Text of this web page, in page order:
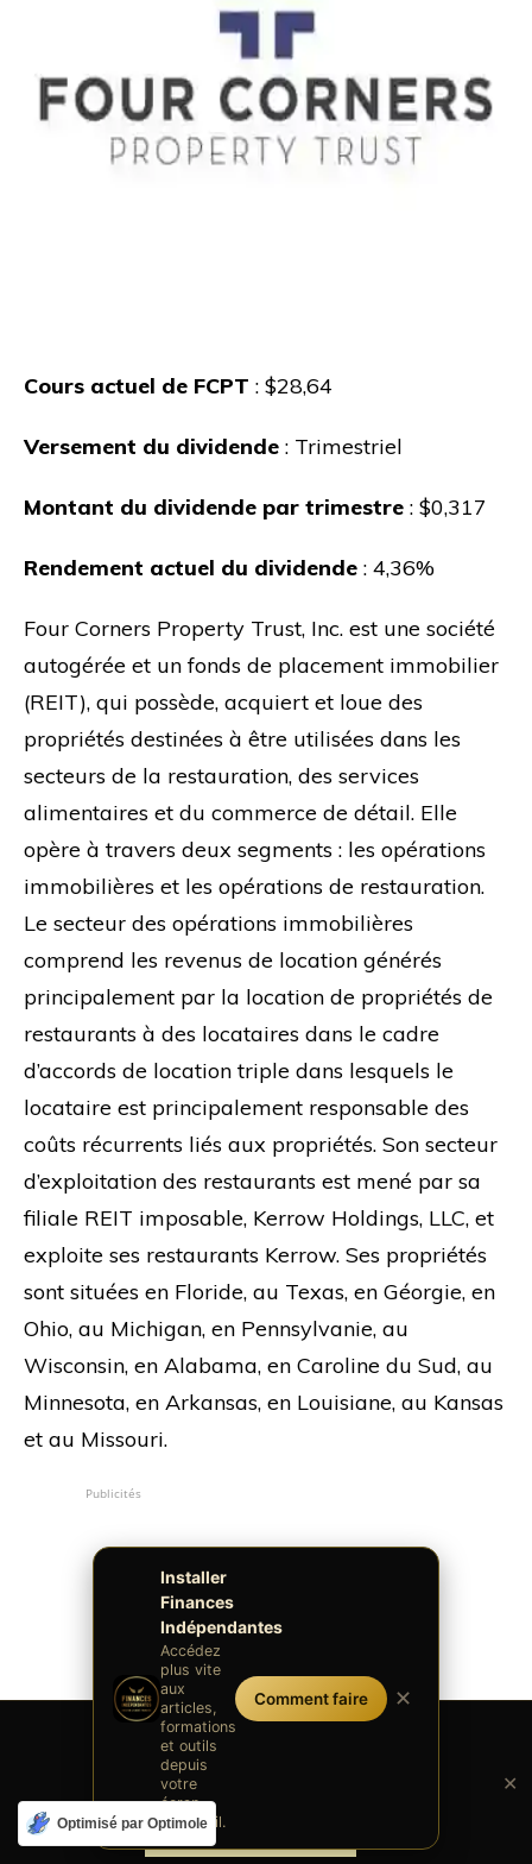
Cours actuel de FCPT : $28,64
Versement du dividende : Trimestriel
Montant du dividende par trimestre : $0,317
Rendement actuel du dividende : 4,36%
Four Corners Property Trust, Inc. est une société
autogérée et un fonds de placement immobilier
(REIT), qui possède, acquiert et loue des
propriétés destinées à être utilisées dans les
secteurs de la restauration, des services
alimentaires et du commerce de détail. Elle
opère à travers deux segments : les opérations
immobilières et les opérations de restauration.
Le secteur des opérations immobilières
comprend les revenus de location générés
principalement par la location de propriétés de
restaurants à des locataires dans le cadre
d’accords de location triple dans lesquels le
locataire est principalement responsable des
coûts récurrents liés aux propriétés. Son secteur
d’exploitation des restaurants est mené par sa
filiale REIT imposable, Kerrow Holdings, LLC, et
exploite ses restaurants Kerrow. Ses propriétés
sont situées en Floride, au Texas, en Géorgie, en
Ohio, au Michigan, en Pennsylvanie, au
Wisconsin, en Alabama, en Caroline du Sud, au
Minnesota, en Arkansas, en Louisiane, au Kansas
et au Missouri.
Publicités
Optimisé par Optimole
✕
Installer
Finances
Indépendantes
Accédez
plus vite
aux
articles,
formations
et outils
depuis
votre
écran
d'accueil.
Comment faire ✕